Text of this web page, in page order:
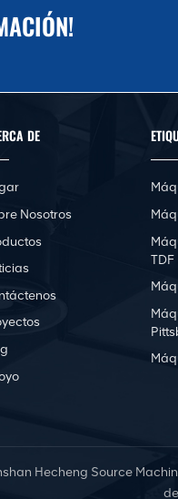
DE
Nosotros
TDF
Hecheng Source